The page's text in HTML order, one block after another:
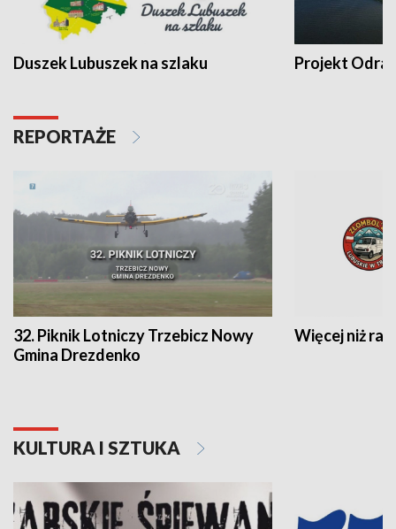
Duszek Lubuszek na szlaku Projekt Odra
REPORTAŻE
32. Piknik Lotniczy Trzebicz Nowy
Gmina Drezdenko
Więcej niż rajd
KULTURA I SZTUKA